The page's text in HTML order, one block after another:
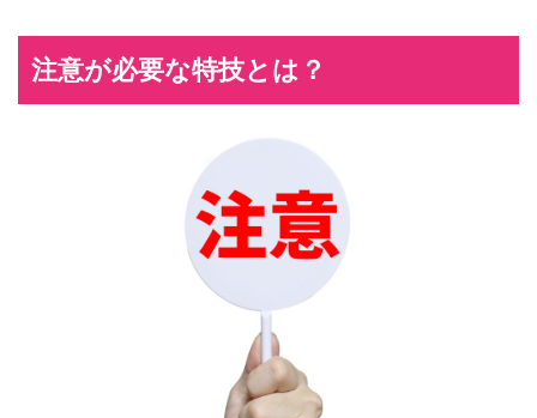
注意が必要な特技とは？